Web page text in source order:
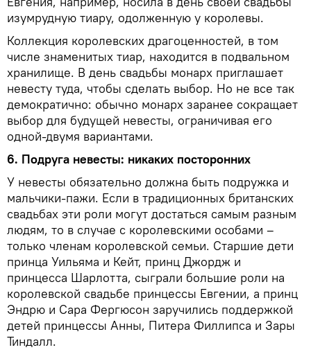
изумрудную тиару, одолженную у королевы.
Коллекция королевских драгоценностей, в том
числе знаменитых тиар, находится в подвальном
хранилище. В день свадьбы монарх приглашает
невесту туда, чтобы сделать выбор. Но не все так
демократично: обычно монарх заранее сокращает
выбор для будущей невесты, ограничивая его
одной-двумя вариантами.
6. Подруга невесты: никаких посторонних
У невесты обязательно должна быть подружка и
мальчики-пажи. Если в традиционных британских
свадьбах эти роли могут достаться самым разным
людям, то в случае с королевскими особами –
только членам королевской семьи. Старшие дети
принца Уильяма и Кейт, принц Джордж и
принцесса Шарлотта, сыграли большие роли на
королевской свадьбе принцессы Евгении, а принц
Эндрю и Сара Фергюсон заручились поддержкой
детей принцессы Анны, Питера Филлипса и Зары
Тиндалл.